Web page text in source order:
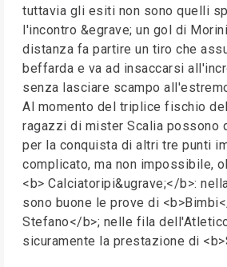
tuttavia gli esiti non sono quelli
l'incontro &egrave; un gol di
distanza fa partire un tiro che
beffarda e va ad insaccarsi
senza lasciare scampo
Al momento del triplice fischio
ragazzi di mister Scalia possono
per la conquista di altri tre punti
complicato, ma non impossibile,
<b> Calciatoripi&ugrave;</b>:
sono buone le prove di
Stefano</b>; nelle fila
sicuramente la prestazione di